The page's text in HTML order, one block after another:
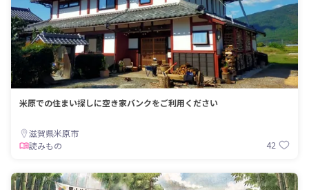
米原での住まい探しに空き家バンクをご利用ください
滋賀県米原市
読みもの
42